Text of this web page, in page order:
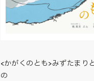
<かがくのとも>みずたまり
の